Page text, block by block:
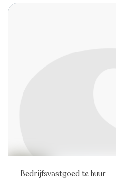
Bedrijfsvastgoed te huur